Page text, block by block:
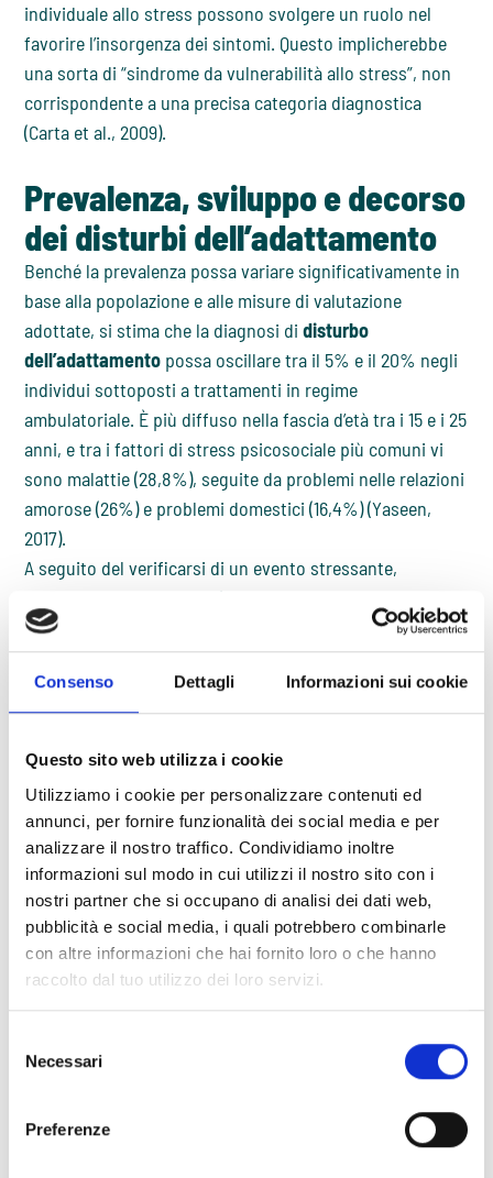
Consenso Dettagli Informazioni sui cookie
Questo sito web utilizza i cookie
Utilizziamo i cookie per personalizzare contenuti ed
annunci, per fornire funzionalità dei social media e per
analizzare il nostro traffico. Condividiamo inoltre
informazioni sul modo in cui utilizzi il nostro sito con i
nostri partner che si occupano di analisi dei dati web,
pubblicità e social media, i quali potrebbero combinarle
con altre informazioni che hai fornito loro o che hanno
raccolto dal tuo utilizzo dei loro servizi.
delNecessari
Preferenze
individuale allo stress possono svolgere un ruolo nel
favorire l’insorgenza dei sintomi. Questo implicherebbe
una sorta di “sindrome da vulnerabilità allo stress”, non
corrispondente a una precisa categoria diagnostica
(Carta et al., 2009).
Prevalenza, sviluppo e decorso
dei disturbi dell’adattamento
Benché la prevalenza possa variare significativamente in
base alla popolazione e alle misure di valutazione
adottate, si stima che la diagnosi didisturbo
dell’adattamento possa oscillare tra il 5% e il 20% negli
individui sottoposti a trattamenti in regime
ambulatoriale. È più diffuso nella fascia d’età tra i 15 e i 25
anni, e tra i fattori di stress psicosociale più comuni vi
sono malattie (28,8%), seguite da problemi nelle relazioni
amorose (26%) e problemi domestici (16,4%) (Yaseen,
2017).
A seguito del verificarsi di un evento stressante,
(entro pochi giorni) e la durata si esaurisce entro 6 mesi,
salvo diventare persistente nel caso l’evento stressante e
le sue conseguenze continuino.
Disturbi dell’adattamento e
reazioni allo stress
Undisturbo dell’adattamentodifferisce dal comune
“sentirsi stressati”, che comporta cambiamenti
temporanei nei pensieri, nelle reazioni emotive e nei
comportamenti di chi sperimenta lo stress. Al contrario,
un individuo con un
disturbo dell’adattamento mostra
un insieme di reazioni a un fattore di stress, che supera
suo funzionamento quotidiano.
stressante (ad esempio, un lutto, una separazione, un
trasferimento, una malattia ecc.) le persone sviluppano